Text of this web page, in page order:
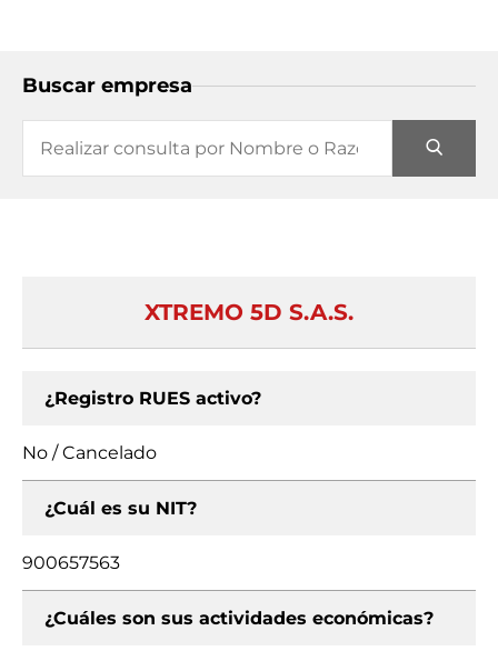
Buscar empresa
XTREMO 5D S.A.S.
¿Registro RUES activo?
No / Cancelado
¿Cuál es su NIT?
900657563
¿Cuáles son sus actividades económicas?